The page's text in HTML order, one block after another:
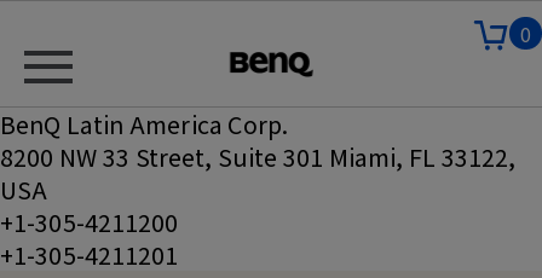
0
BenQ Latin America Corp.
8200 NW 33 Street, Suite 301 Miami, FL 33122,
USA
+1-305-4211200
+1-305-4211201